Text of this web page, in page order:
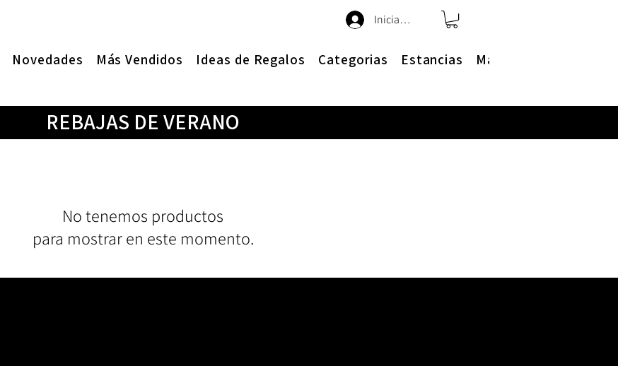
Iniciar sesión
Novedades Más Vendidos Ideas de Regalos Categorias Estancias Más
REBAJAS DE VERANO
No tenemos productos
para mostrar en este momento.